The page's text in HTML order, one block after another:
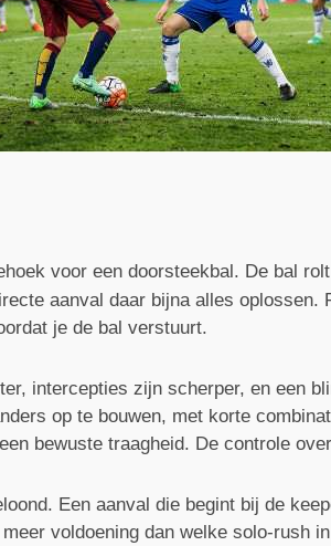
voor een doorsteekbal. De bal
aanval daar bijna alles oplossen.
je de bal verstuurt.
intercepties zijn scherper, en een
op te bouwen, met korte
bewuste traagheid. De controle
Een aanval die begint bij de
voldoening dan welke solo-rush